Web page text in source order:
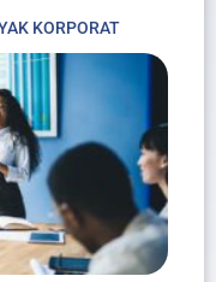
KORPORAT